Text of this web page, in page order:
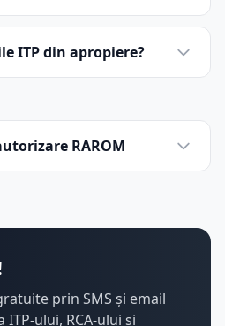
ITP din apropiere?
RAROM
prin SMS și email
ului, RCA-ului și